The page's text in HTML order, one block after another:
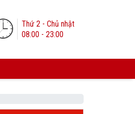
Thứ 2 - Chủ nhật
08:00 - 23:00